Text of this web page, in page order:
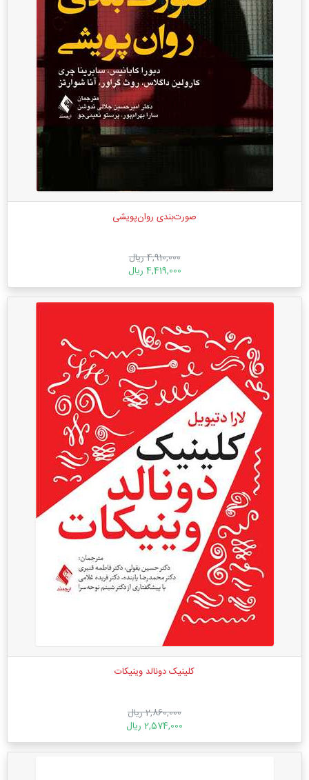
صورت‌بندی روان‌پویشی
4,910,000 ریال
4,419,000 ریال
کلینیک دونالد وینیکات
2,860,000 ریال
2,574,000 ریال